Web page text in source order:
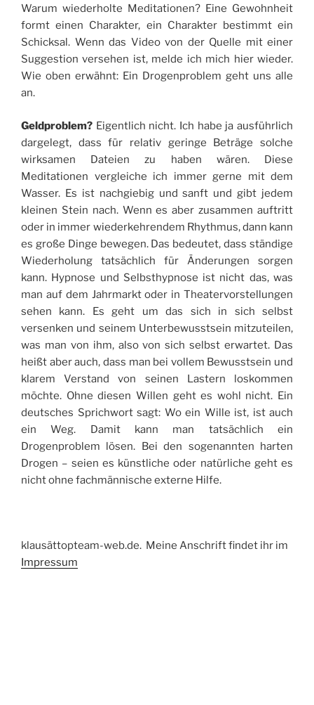
Warum wiederholte Meditationen? Eine Gewohnheit
formt einen Charakter, ein Charakter bestimmt ein
Schicksal. Wenn das Video von der Quelle mit einer
Suggestion versehen ist, melde ich mich hier wieder.
Wie oben erwähnt: Ein Drogenproblem geht uns alle
an.
Geldproblem? Eigentlich nicht. Ich habe ja ausführlich
dargelegt, dass für relativ geringe Beträge solche
wirksamen Dateien zu haben wären. Diese
Meditationen vergleiche ich immer gerne mit dem
Wasser. Es ist nachgiebig und sanft und gibt jedem
kleinen Stein nach. Wenn es aber zusammen auftritt
oder in immer wiederkehrendem Rhythmus, dann kann
es große Dinge bewegen. Das bedeutet, dass ständige
Wiederholung tatsächlich für Änderungen sorgen
kann. Hypnose und Selbsthypnose ist nicht das, was
man auf dem Jahrmarkt oder in Theatervorstellungen
sehen kann. Es geht um das sich in sich selbst
versenken und seinem Unterbewusstsein mitzuteilen,
was man von ihm, also von sich selbst erwartet. Das
heißt aber auch, dass man bei vollem Bewusstsein und
klarem Verstand von seinen Lastern loskommen
möchte. Ohne diesen Willen geht es wohl nicht. Ein
deutsches Sprichwort sagt: Wo ein Wille ist, ist auch
ein Weg. Damit kann man tatsächlich ein
Drogenproblem lösen. Bei den sogenannten harten
Drogen – seien es künstliche oder natürliche geht es
nicht ohne fachmännische externe Hilfe.
klausättopteam-web.de. Meine Anschrift findet ihr im
Impressum